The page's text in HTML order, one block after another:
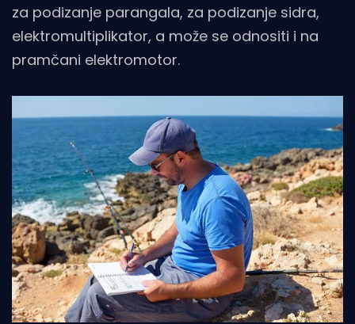
za podizanje parangala, za podizanje sidra,
elektromultiplikator, a može se odnositi i na
pramčani elektromotor.